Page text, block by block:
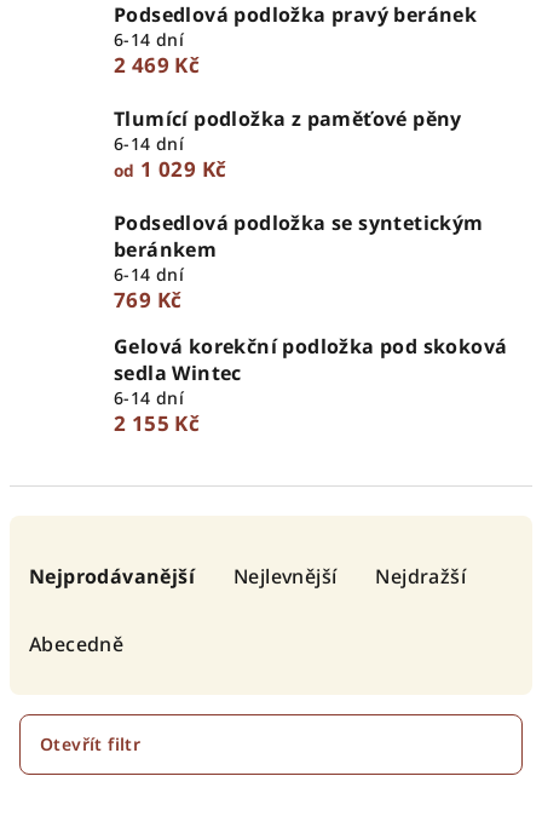
Podsedlová podložka pravý beránek
6-14 dní
2 469 Kč
Tlumící podložka z paměťové pěny
6-14 dní
od 1 029 Kč
Podsedlová podložka se syntetickým
beránkem
6-14 dní
769 Kč
Gelová korekční podložka pod skoková
sedla Wintec
6-14 dní
2 155 Kč
r
Nejprodávanější Nejlevnější Nejdražší
Abecedně
Otevřít filtr